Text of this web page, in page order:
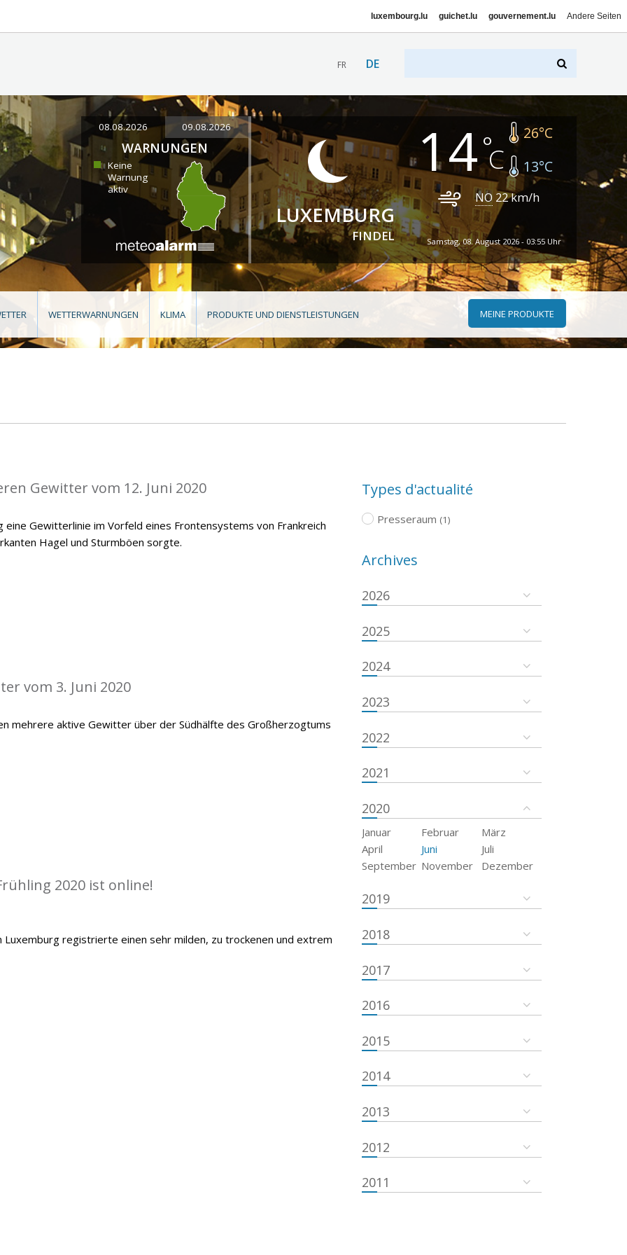
luxembourg.lu guichet.lu gouvernement.lu Andere Seiten
FR DE
08.08.2026 09.08.2026
WARNUNGEN
Keine
Warnung
aktiv
LUXEMBURG
FINDEL
14 26°C
13°C
NO 22km/h
Samstag, 08. August 2026 - 03:55 Uhr
WETTERWARNUNGEN KLIMA PRODUKTE UND DIENSTLEISTUNGEN MEINE PRODUKTE
Gewitter vom 12. Juni 2020
eine Gewitterlinie im Vorfeld eines Frontensystems von Frankreich
Hagel und Sturmböen sorgte.
vom 3. Juni 2020
mehrere aktive Gewitter über der Südhälfte des Großherzogtums
2020 ist online!
registrierte einen sehr milden, zu trockenen und extrem
Types d'actualité
Presseraum (1)
Archives
2026
2025
2024
2023
2022
2021
2020
Januar Februar
März
April
Juni
Juli
September November Dezember
2019
2018
2017
2016
2015
2014
2013
2012
2011